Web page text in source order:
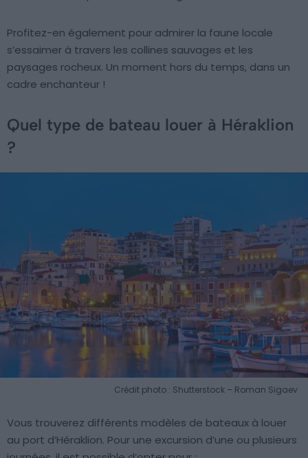
Profitez-en également pour admirer la faune locale
s’essaimer à travers les collines sauvages et les
paysages rocheux. Un moment hors du temps, dans un
cadre enchanteur !
Quel type de bateau louer à Héraklion
?
Crédit photo : Shutterstock – Roman Sigaev
Vous trouverez différents modèles de bateaux à louer
au port d’Héraklion. Pour une excursion d’une ou plusieurs